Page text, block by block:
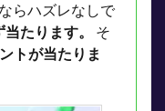
らハズレなしで
たります。 そ
トが当たりま